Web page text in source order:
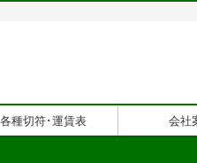
各種切符･運賃表 会社